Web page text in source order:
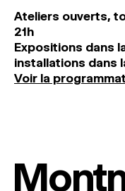
Ateliers ouverts,
21h
Expositions dans
installations dans
Voir la